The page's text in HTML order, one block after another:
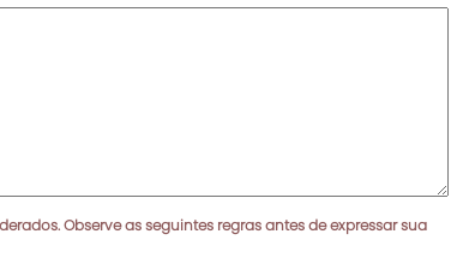
Observe as seguintes regras antes de expressar sua